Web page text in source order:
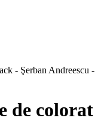
de colorat